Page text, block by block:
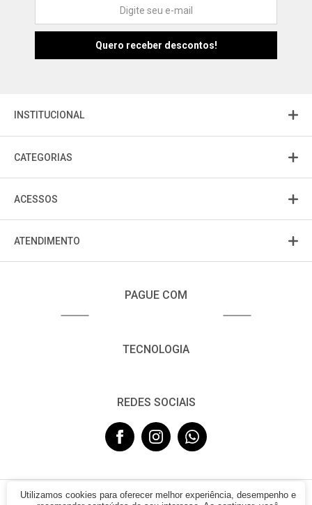
INSTITUCIONAL
CATEGORIAS
ACESSOS
ATENDIMENTO
PAGUE COM
TECNOLOGIA
REDES SOCIAIS
Fu Fujisom
Utilizamos cookies para oferecer melhor experiência, desempenho e